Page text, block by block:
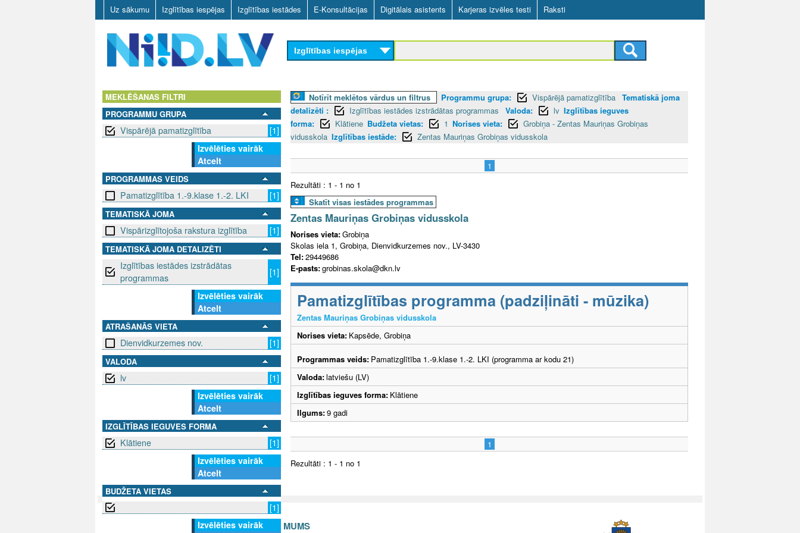
Skip
to
main
content
Uz sākumu Izglītības iespējas Izglītības iestādes E-Konsultācijas Digitālais asistents Karjeras izvēles testi Raksti
V
Izglītības iespējas
MEKLĒŠANAS FILTRI
PROGRAMMU GRUPA
Vispārējā pamatizglītība
[1]
Izvēlēties vairāk
Atcelt
PROGRAMMAS VEIDS
Pamatizglītība 1.-9.klase 1.-2. LKI [1]
TEMATISKĀ JOMA
Vispārizglītojoša rakstura izglītība [1]
TEMATISKĀ JOMA DETALIZĒTI
Izglītības iestādes izstrādātas
programmas
[1]
Izvēlēties vairāk
Atcelt
ATRAŠANĀS VIETA
Dienvidkurzemes nov. [1]
VALODA
lv
[1]
Izvēlēties vairāk
Atcelt
IZGLĪTĪBAS IEGUVES FORMA
Klātiene
[1]
Izvēlēties vairāk
Atcelt
BUDŽETA VIETAS
[1]
Izvēlēties vairāk
Notīrīt meklētos vārdus un filtrus Programmu grupa: Vispārējā pamatizglītība Tematiskā joma
detalizēti :
Izglītības iestādes izstrādātas programmas Valoda: lv Izglītības ieguves
forma:
Klātiene Budžeta vietas: 1 Norises vieta:
Grobiņa - Zentas Mauriņas Grobiņas
vidusskola Izglītības iestāde: Zentas Mauriņas Grobiņas vidusskola
1
Rezultāti : 1 - 1 no 1
Skatīt visas iestādes programmas
Zentas Mauriņas Grobiņas vidusskola
Norises vieta:Grobiņa
Skolas iela 1, Grobiņa, Dienvidkurzemes nov., LV-3430
Tel:29449686
E-pasts:grobinas.skola@dkn.lv
Pamatizglītības programma (padziļināti - mūzika)
Zentas Mauriņas Grobiņas vidusskola
Norises vieta: Kapsēde, Grobiņa
Programmas veids: Pamatizglītība 1.-9.klase 1.-2. LKI (programma ar kodu 21)
Valoda:latviešu (LV)
Izglītības ieguves forma: Klātiene
Ilgums:9 gadi
1
Rezultāti : 1 - 1 no 1
SAZINIES AR MUMS